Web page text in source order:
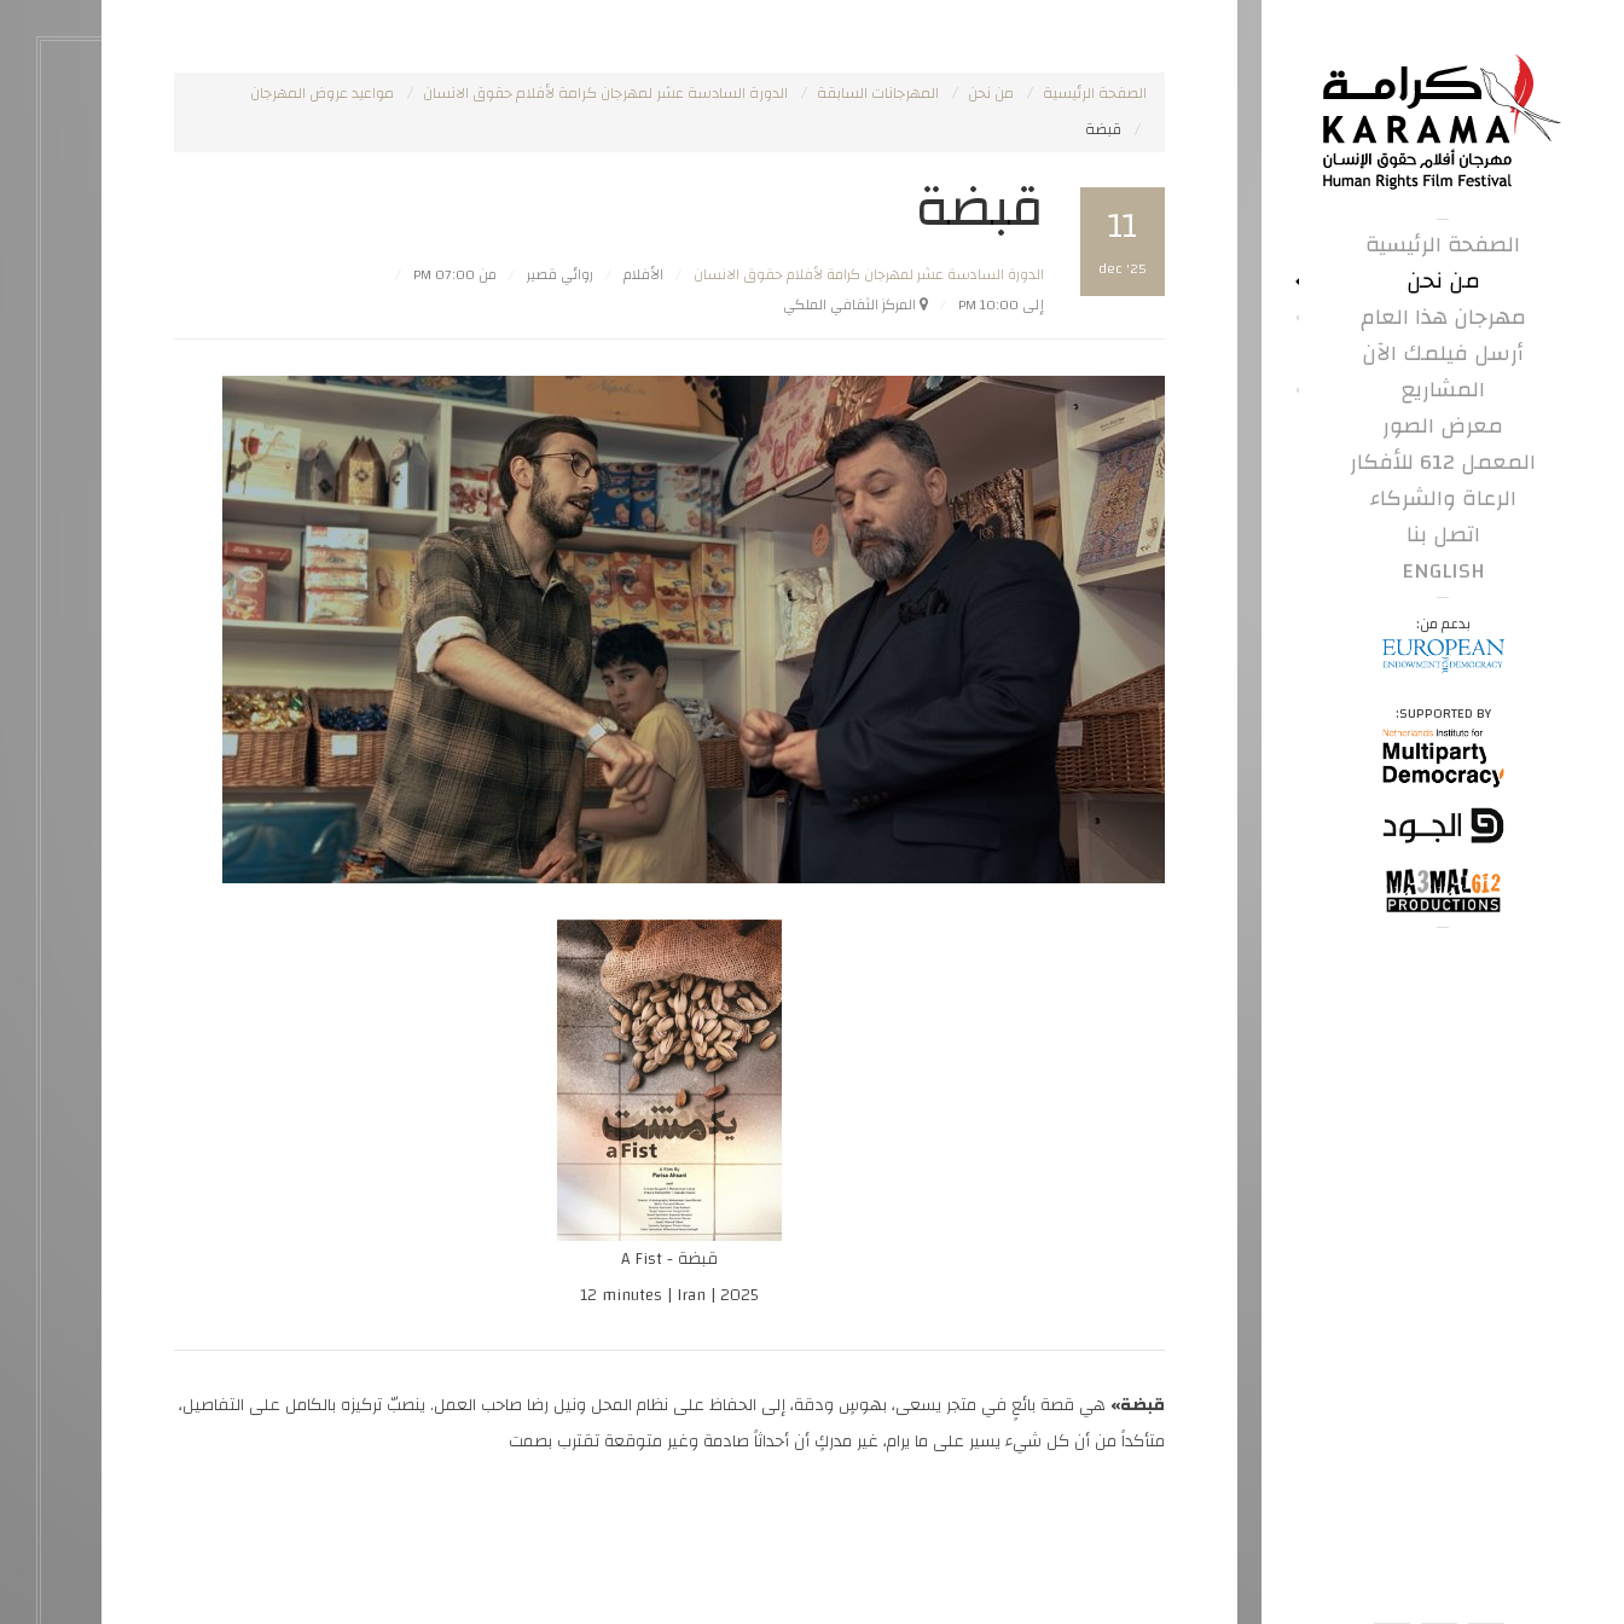
الصفحة الرئيسية
من نحن
مهرجان هذا العام
أرسل فيلمك الآن
المشاريع
معرض الصور
المعمل 612 للأفكار
الرعاة والشركاء
اتصل بنا
ENGLISH
بدعم من:
SUPPORTED BY:
الصفحة الرئيسية من نحن المهرجانات السابقة الدورة السادسة عشر لمهرجان كرامة لأفلام حقوق الانسان
مواعيد عروض المهرجان
قبضة
11
dec '25
قبضة
الدورة السادسة عشر لمهرجان كرامة لأفلام حقوق الانسان الأفلام روائي قصير
من 07:00 PM
إلى 10:00 PM
المركز الثقافي الملكي
A Fist - قبضة
12 minutes | Iran | 2025
قبضة» هي قصة بائعٍ في متجر يسعى، بهوسٍ ودقة، إلى الحفاظ على نظام المحل ونيل رضا صاحب العمل. ينصبّ تركيزه بالكامل على التفاصيل،
متأكداً من أن كل شيء يسير على ما يرام، غير مدركٍ أن أحداثاً صادمة وغير متوقعة تقترب بصمت